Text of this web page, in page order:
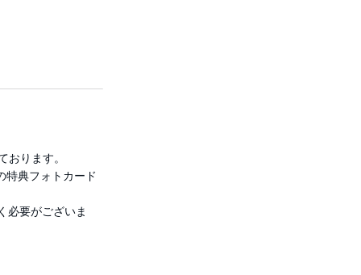
ります。
特典フォトカード
必要がございま